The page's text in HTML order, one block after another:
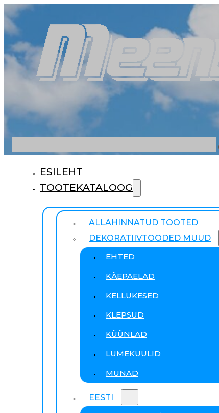
ESILEHT
TOOTEKATALOOG
ALLAHINNATUD TOOTED
DEKORATIIVTOODED MUUD
EHTED
KÄEPAELAD
KELLUKESED
KLEPSUD
KÜÜNLAD
LUMEKUULID
MUNAD
EESTI